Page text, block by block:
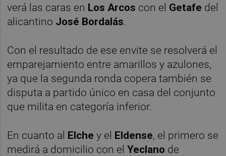
verá las caras en Los Arcos con el Getafe del
alicantino José Bordalás.
Con el resultado de ese envite se resolverá el
emparejamiento entre amarillos y azulones,
ya que la segunda ronda copera también se
disputa a partido único en casa del conjunto
que milita en categoría inferior.
En cuanto al Elchey el Eldense, el primero se
medirá a domicilio con elYeclano de